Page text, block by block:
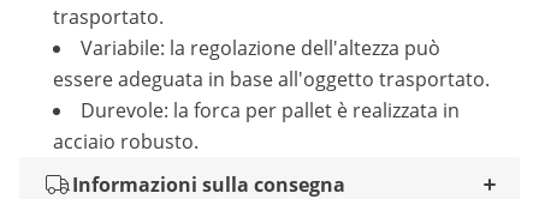
trasportato.
Variabile: la regolazione dell'altezza può
essere adeguata in base all'oggetto trasportato.
Durevole: la forca per pallet è realizzata in
acciaio robusto.
Informazioni sulla consegna